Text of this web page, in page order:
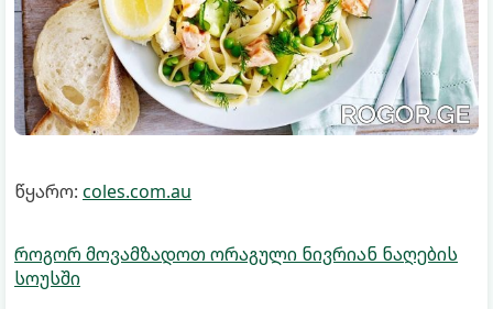
წყარო: coles.com.au
როგორ მოვამზადოთ ორაგული ნივრიან ნაღების
სოუსში